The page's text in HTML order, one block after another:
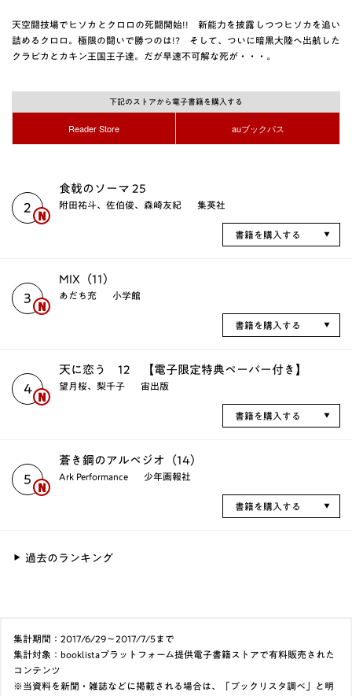
天空闘技場でヒソカとクロロの死闘開始!! 新能力を披露しつつヒソカを追い
詰めるクロロ。極限の闘いで勝つのは!? そして、ついに暗黒大陸へ出航した
クラピカとカキン王国王子達。だが早速不可解な死が・・・。
下記のストアから電子書籍を購入する
Reader Store auブックパス
2
食戟のソーマ 25
附田祐斗、佐伯俊、森崎友紀 集英社
書籍を購入する
3
MIX（11）
あだち充 小学館
書籍を購入する
4
天に恋う 12 【電子限定特典ペーパー付き】
望月桜、梨千子 宙出版
書籍を購入する
5
蒼き鋼のアルペジオ（14）
Ark Performance 少年画報社
書籍を購入する
過去のランキング
集計期間：2017/6/29～2017/7/5まで
集計対象：booklistaプラットフォーム提供電子書籍ストアで有料販売された
コンテンツ
※当資料を新聞・雑誌などに掲載される場合は、「ブックリスタ調べ」と明